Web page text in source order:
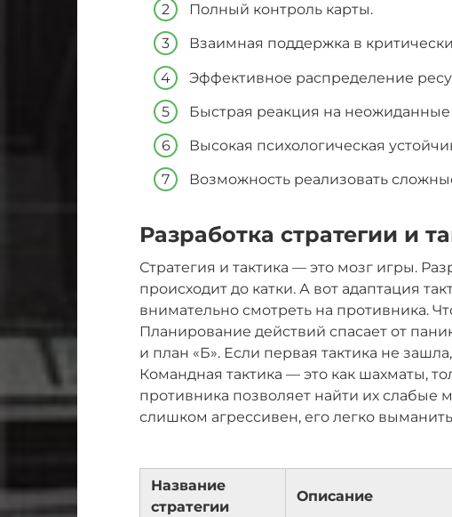
Полный контроль карты.
Взаимная поддержка в
Эффективное распределение
Быстрая реакция на
Высокая психологическая
Возможность реализовать
Разработка стратегии и
Стратегия и тактика — это мозг игры.
происходит до катки. А вот адаптация
внимательно смотреть на противника.
Планирование действий спасает от
и план «Б». Если первая тактика не
Командная тактика — это как шахматы,
противника позволяет найти их слабые
слишком агрессивен, его легко
Название
стратегии
Описание